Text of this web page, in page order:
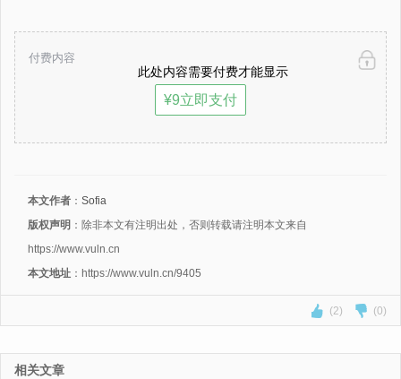
此处内容需要付费才能显示
¥9立即支付
付费内容
本文作者 ： Sofia
版权声明 ：除非本文有注明出处，否则转载请注明本文来自
https://www.vuln.cn
本文地址 ：https://www.vuln.cn/9405
(2) (0)
相关文章